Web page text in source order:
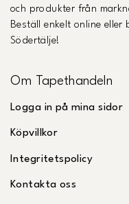
och produkter från
Beställ enkelt online eller
Södertälje!
Om Tapethandeln
Logga in på mina sidor
Köpvillkor
Integritetspolicy
Kontakta oss